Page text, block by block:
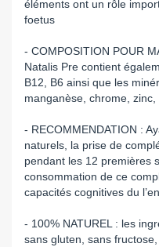
éléments ont un rôle
foetus
- COMPOSITION POUR
Natalis Pre contient
B12, B6 ainsi que les
manganèse, chrome,
- RECOMMENDATION :
naturels, la prise de
pendant les 12 premières
consommation de ce
capacités cognitives du
- 100% NATUREL : les
sans gluten, sans